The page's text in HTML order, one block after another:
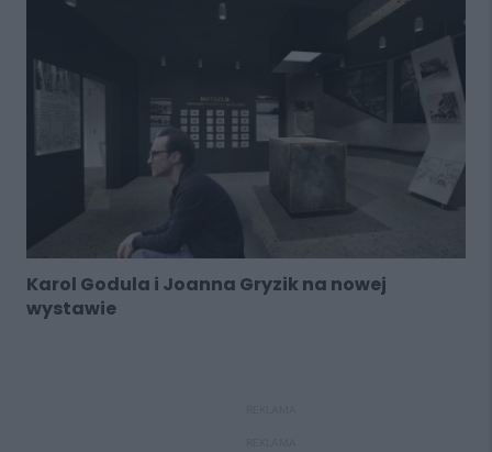
Karol Godula i Joanna Gryzik na nowej
wystawie